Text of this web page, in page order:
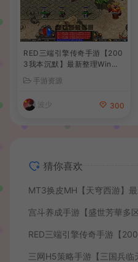
RED三端引擎传奇手游【200
3我本沉默】最新整理Win系
细搭建教程
手游资源
波少 300
猜你喜欢